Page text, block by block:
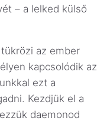
– a lelked külső
az ember
kapcsolódik az
ezt a
Kezdjük el a
daemonod